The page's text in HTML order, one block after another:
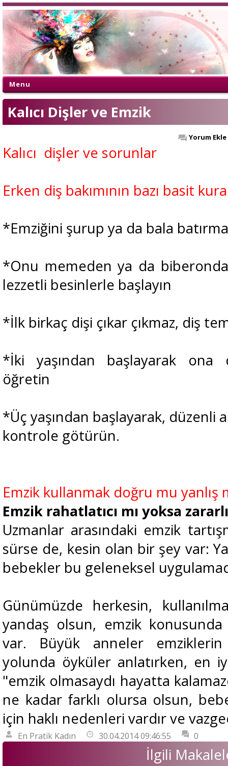
Menu
Kalıcı Dişler ve Emzik
Yorum Ekle
Kalıcı dişler ve sorunlar
Erken diş bakımının bazı basit
*Emziğini şurup ya da bala
*Onu memeden ya da
lezzetli besinlerle başlayın
*İlk birkaç dişi çıkar çıkmaz, diş
*İki yaşından başlayarak ona
öğretin
*Üç yaşından başlayarak, düzenli
kontrole götürün.
Emzik kullanmak doğru mu yanlış
Emzik rahatlatıcı mı yoksa
Uzmanlar arasındaki emzik
sürse de, kesin olan bir şey var:
bebekler bu geleneksel
Günümüzde herkesin,
yandaş olsun, emzik
var. Büyük anneler
yolunda öyküler anlatırken, en
"emzik olmasaydı hayatta
ne kadar farklı olursa olsun,
için haklı nedenleri vardır ve
En Pratik Kadın 30.04.2014 09:46:55 0
İlgili